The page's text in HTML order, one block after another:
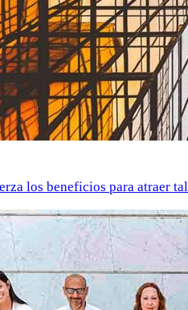
los beneficios para atraer